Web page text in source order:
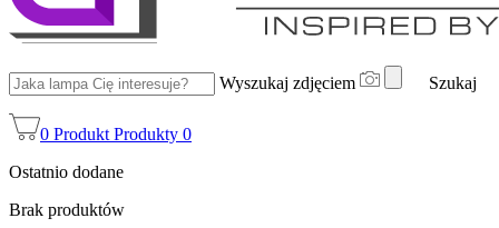
Wyszukaj zdjęciem Szukaj
0 Produkt Produkty 0
Ostatnio dodane
Brak produktów